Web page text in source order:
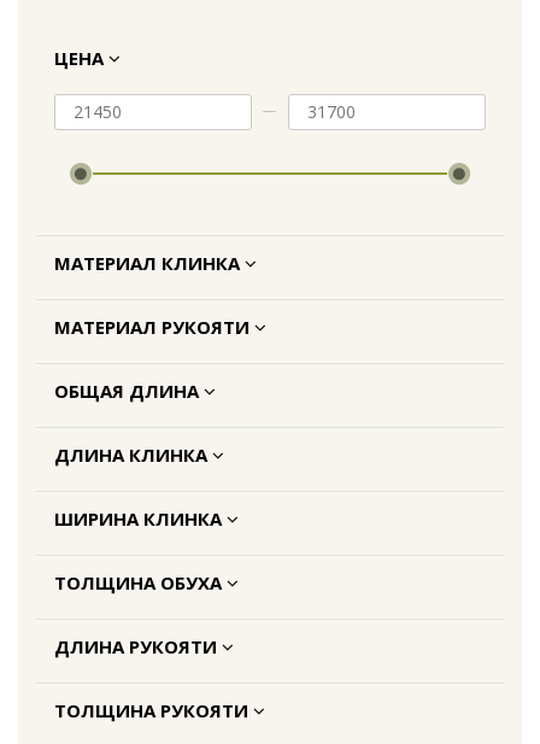
ЦЕНА
МАТЕРИАЛ КЛИНКА
МАТЕРИАЛ РУКОЯТИ
ОБЩАЯ ДЛИНА
ДЛИНА КЛИНКА
ШИРИНА КЛИНКА
ТОЛЩИНА ОБУХА
ДЛИНА РУКОЯТИ
ТОЛЩИНА РУКОЯТИ